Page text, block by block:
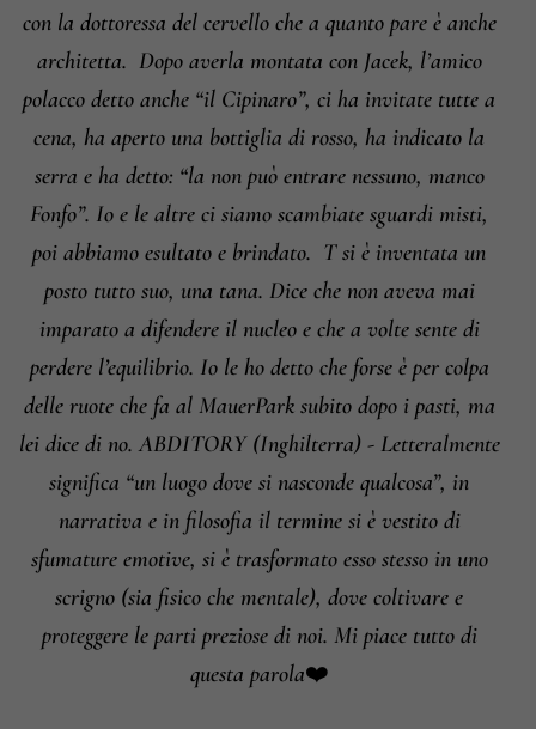
con la dottoressa del cervello che a quanto pare è anche
architetta. Dopo averla montata con Jacek, l’amico
polacco detto anche “il Cipinaro”, ci ha invitate tutte a
cena, ha aperto una bottiglia di rosso, ha indicato la
serra e ha detto: “la non può entrare nessuno, manco
Fonfo”. Io e le altre ci siamo scambiate sguardi misti,
poi abbiamo esultato e brindato. T si è inventata un
posto tutto suo, una tana. Dice che non aveva mai
imparato a difendere il nucleo e che a volte sente di
perdere l’equilibrio. Io le ho detto che forse è per colpa
delle ruote che fa al MauerPark subito dopo i pasti, ma
lei dice di no. ABDITORY (Inghilterra) - Letteralmente
significa “un luogo dove si nasconde qualcosa”, in
narrativa e in filosofia il termine si è vestito di
sfumature emotive, si è trasformato esso stesso in uno
scrigno (sia fisico che mentale), dove coltivare e
proteggere le parti preziose di noi. Mi piace tutto di
questa parola❤️